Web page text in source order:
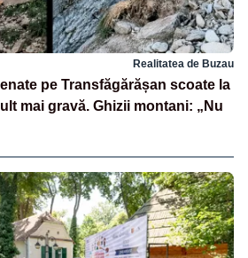
Realitatea de Buzau
pe Transfăgărășan scoate la
mai gravă. Ghizii montani: „Nu